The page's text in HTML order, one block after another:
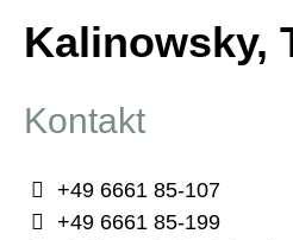
Kalinowsky,
Kontakt
+49 6661 85-107
+49 6661 85-199